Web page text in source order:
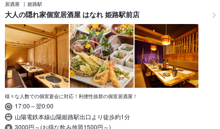
居酒屋 姫路駅
大人の隠れ家個室居酒屋 はなれ 姫路駅前店
様々な人数での個室宴会に対応！利便性抜群の個室居酒屋！
17:00～翌0:00
山陽電鉄本線山陽姫路駅出口より徒歩約1分
3000円～(お得な飲み放題1500円～)